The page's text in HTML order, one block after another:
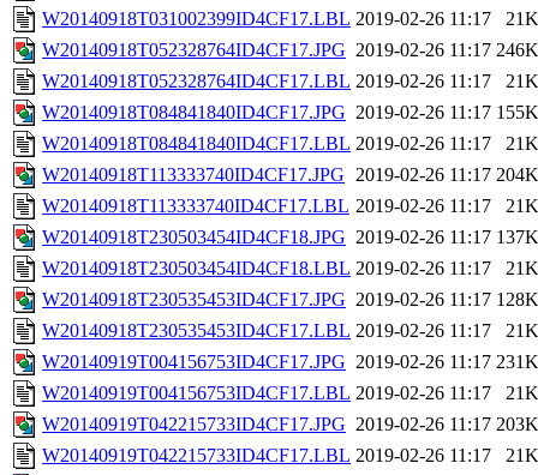
W20140918T031002399ID4CF17.LBL 2019-02-26 11:17
21K
W20140918T052328764ID4CF17.JPG 2019-02-26 11:17 246K
W20140918T052328764ID4CF17.LBL 2019-02-26 11:17
21K
W20140918T084841840ID4CF17.JPG 2019-02-26 11:17 155K
W20140918T084841840ID4CF17.LBL 2019-02-26 11:17
21K
W20140918T113333740ID4CF17.JPG 2019-02-26 11:17 204K
W20140918T113333740ID4CF17.LBL 2019-02-26 11:17
21K
W20140918T230503454ID4CF18.JPG 2019-02-26 11:17 137K
W20140918T230503454ID4CF18.LBL 2019-02-26 11:17
21K
W20140918T230535453ID4CF17.JPG 2019-02-26 11:17 128K
W20140918T230535453ID4CF17.LBL 2019-02-26 11:17
21K
W20140919T004156753ID4CF17.JPG 2019-02-26 11:17 231K
W20140919T004156753ID4CF17.LBL 2019-02-26 11:17
21K
W20140919T042215733ID4CF17.JPG 2019-02-26 11:17 203K
W20140919T042215733ID4CF17.LBL 2019-02-26 11:17
21K